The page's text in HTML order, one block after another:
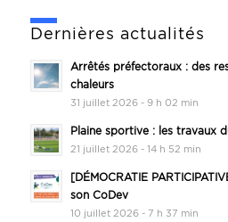
Dernières actualités
Arrêtés préfectoraux : des
chaleurs
31 juillet 2026 - 9 h 02 min
Plaine sportive : les travaux
21 juillet 2026 - 14 h 52 min
[DÉMOCRATIE
son CoDev
10 juillet 2026 - 7 h 37 min